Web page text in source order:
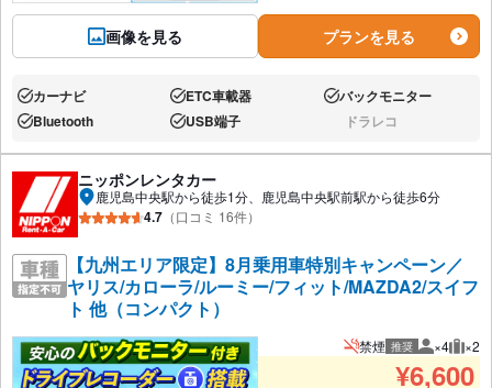
画像を見る プランを見る
あり:カーナビ あり:ETC車載器 あり:バックモニター
あり:Bluetooth あり:USB端子 なし:ドラレコ
ニッポンレンタカー
鹿児島中央駅から徒歩1分、鹿児島中央駅前駅から徒歩6分
4.7 （口コミ 16件）
【九州エリア限定】8月乗用車特別キャンペーン／
ヤリス/カローラ/ルーミー/フィット/MAZDA2/スイフ
ト 他（コンパクト）
禁煙 推奨 推奨人数
×4 推
×2
¥6,600